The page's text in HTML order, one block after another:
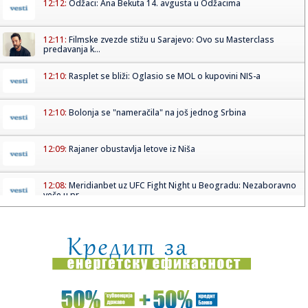
12:12: Odžaci: Ana Bekuta 14. avgusta u Odžacima
12:11: Filmske zvezde stižu u Sarajevo: Ovo su Masterclass
predavanja k...
12:10: Rasplet se bliži: Oglasio se MOL o kupovini NIS-a
12:10: Bolonja se "nameračila" na još jednog Srbina
12:09: Rajaner obustavlja letove iz Niša
12:08: Meridianbet uz UFC Fight Night u Beogradu: Nezaboravno
veče u pr...
12:07:Scena kao iz horor filma: Doktori izvodili zahvat nad
pacijentom ...
12:05:Sombor: (FOTO) U Gradskom muzeju otvorena izložba
posvećena Jo...